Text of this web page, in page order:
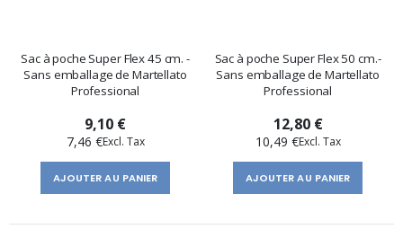
Sac à poche Super Flex 45 cm. -
Sans emballage de Martellato
Professional
9,10 €
7,46 €
AJOUTER AU PANIER
Sac à poche Super Flex 50 cm.-
Sans emballage de Martellato
Professional
12,80 €
10,49 €
AJOUTER AU PANIER